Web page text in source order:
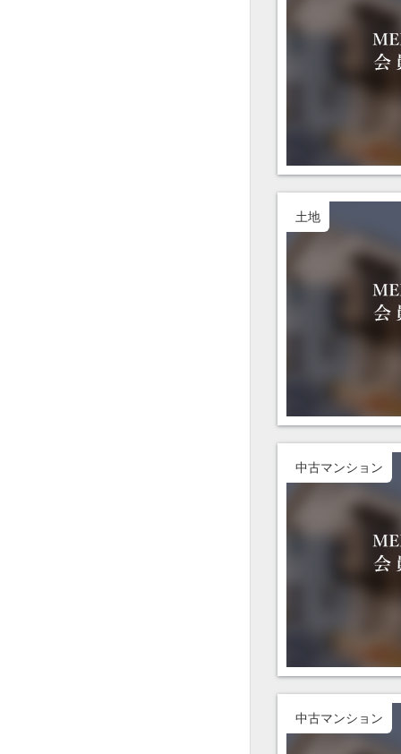
土地
中古マンション
中古マンション